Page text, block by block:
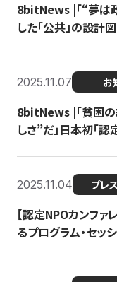
8bitNews |「“夢
した「公共」の設計図
2025.11.07 お
8bitNews |「貧困の
しさ”だ」日本初「
2025.11.04 プレ
【認定NPOカンフ
るプログラム・セッ